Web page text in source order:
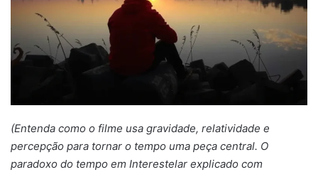
(Entenda como o filme usa gravidade, relatividade e
percepção para tornar o tempo uma peça central. O
paradoxo do tempo em Interestelar explicado com